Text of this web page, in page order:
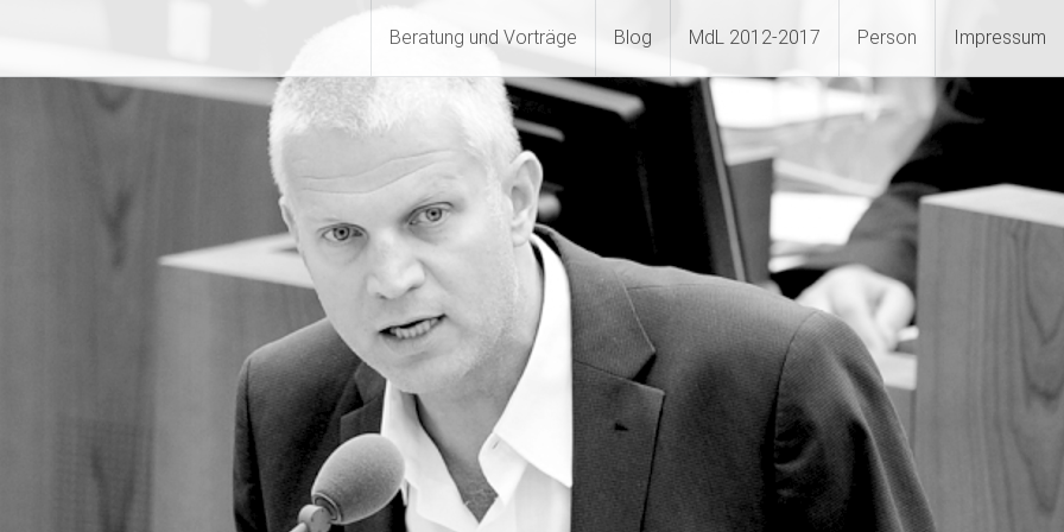
Beratung und Vorträge Blog MdL 2012-2017 Person Impressum